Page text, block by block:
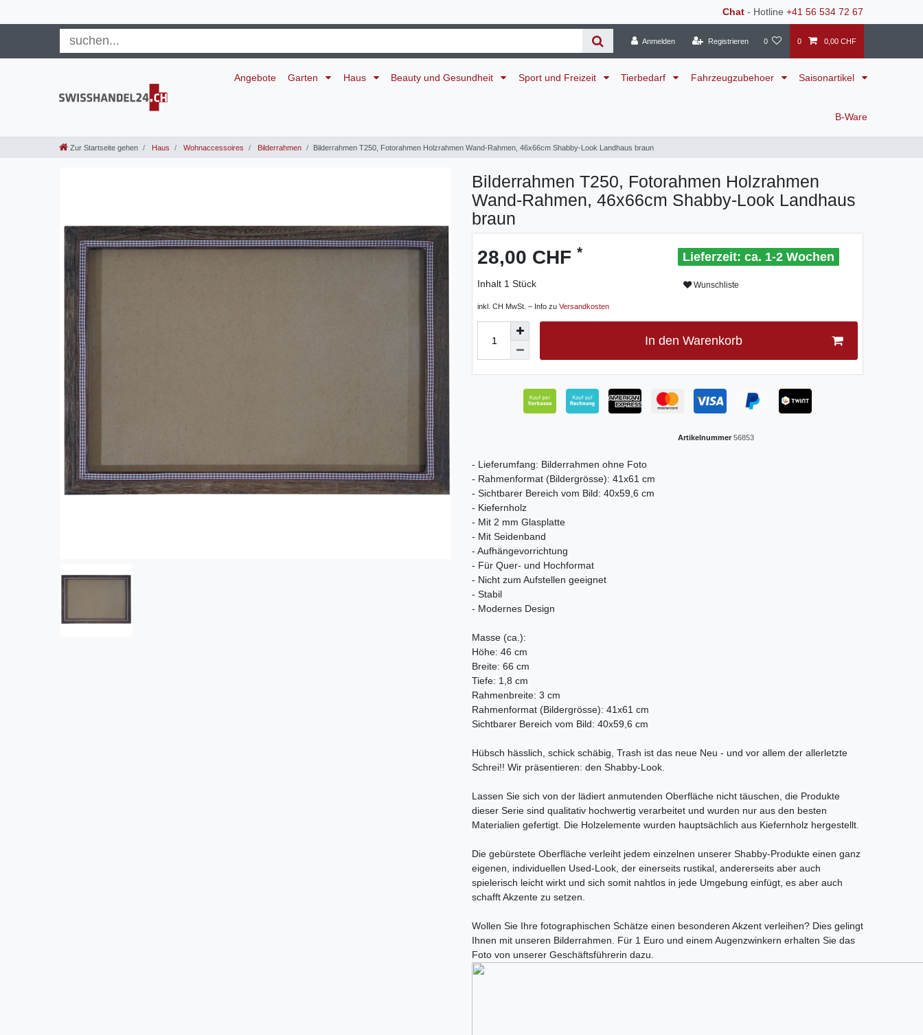
Chat - Hotline +41 56 534 72 67
Anmelden Registrieren 0 0 0,00 CHF
Angebote Garten Haus Beauty und Gesundheit Sport und Freizeit Tierbedarf Fahrzeugzubehoer Saisonartikel
B-Ware
Zur Startseite gehen Haus Wohnaccessoires Bilderrahmen Bilderrahmen T250, Fotorahmen Holzrahmen Wand-Rahmen, 46x66cm Shabby-Look Landhaus braun
Bilderrahmen T250, Fotorahmen Holzrahmen
Wand-Rahmen, 46x66cm Shabby-Look Landhaus
braun
28,00 CHF *
Inhalt 1 Stück
inkl. CH MwSt. – Info zu Versandkosten
ca. 1-2 Wochen
Wunschliste
In den Warenkorb
Artikelnummer 56853
- Lieferumfang: Bilderrahmen ohne Foto
- Rahmenformat (Bildergrösse): 41x61 cm
- Sichtbarer Bereich vom Bild: 40x59,6 cm
- Kiefernholz
- Mit 2 mm Glasplatte
- Mit Seidenband
- Aufhängevorrichtung
- Für Quer- und Hochformat
- Nicht zum Aufstellen geeignet
- Stabil
- Modernes Design
Masse (ca.):
Höhe: 46 cm
Breite: 66 cm
Tiefe: 1,8 cm
Rahmenbreite: 3 cm
Rahmenformat (Bildergrösse): 41x61 cm
Sichtbarer Bereich vom Bild: 40x59,6 cm
Hübsch hässlich, schick schäbig, Trash ist das neue Neu - und vor allem der allerletzte
Schrei!! Wir präsentieren: den Shabby-Look.
Lassen Sie sich von der lädiert anmutenden Oberfläche nicht täuschen, die Produkte
dieser Serie sind qualitativ hochwertig verarbeitet und wurden nur aus den besten
Materialien gefertigt. Die Holzelemente wurden hauptsächlich aus Kiefernholz hergestellt.
Die gebürstete Oberfläche verleiht jedem einzelnen unserer Shabby-Produkte einen ganz
eigenen, individuellen Used-Look, der einerseits rustikal, andererseits aber auch
spielerisch leicht wirkt und sich somit nahtlos in jede Umgebung einfügt, es aber auch
schafft Akzente zu setzen.
Wollen Sie Ihre fotographischen Schätze einen besonderen Akzent verleihen? Dies gelingt
Ihnen mit unseren Bilderrahmen. Für 1 Euro und einem Augenzwinkern erhalten Sie das
Foto von unserer Geschäftsführerin dazu.